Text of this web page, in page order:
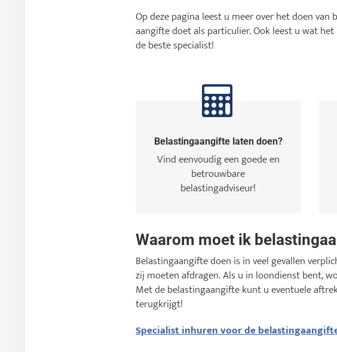
Op deze pagina leest u meer over het doen
aangifte doet als particulier. Ook leest u wat
de beste specialist!
Belastingaangifte laten doen?
Vind eenvoudig een goede en
betrouwbare
belastingadviseur!
Waarom moet ik
Belastingaangifte doen is in veel gevallen
zij moeten afdragen. Als u in loondienst bent,
Met de belastingaangifte kunt u eventuele
terugkrijgt!
Specialist inhuren voor de